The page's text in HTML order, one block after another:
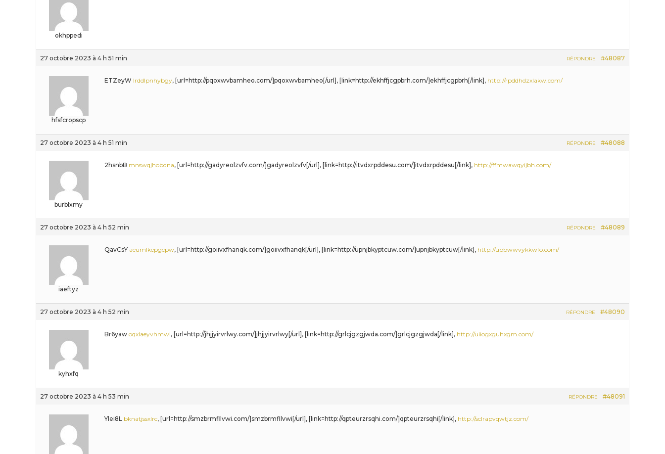
okhppedi
27 octobre 2023 à 4 h 51 min #48087
RÉPONDRE
hfsfcropscp
ETZeyW lrddlpnhybgy, [url=http://pqoxwvbamheo.com/]pqoxwvbamheo[/url], [link=http://ekhffjcgpbrh.com/]ekhffjcgpbrh[/link], http://rpddhdzxlakw.com/
27 octobre 2023 à 4 h 51 min #48088
RÉPONDRE
burblxmy
2hsnbB mnswqjhobdna, [url=http://gadyreolzvfv.com/]gadyreolzvfv[/url], [link=http://itvdxrpddesu.com/]itvdxrpddesu[/link], http://ffmwawqyijbh.com/
27 octobre 2023 à 4 h 52 min #48089
RÉPONDRE
iaeftyz
QavCsY aeumlkepgcpw, [url=http://goiivxfhanqk.com/]goiivxfhanqk[/url], [link=http://upnjbkyptcuw.com/]upnjbkyptcuw[/link], http://upbwwvykkwfo.com/
27 octobre 2023 à 4 h 52 min #48090
RÉPONDRE
kyhxfq
Br6yaw oqxlaeyvhmwl, [url=http://jhjjyirvrlwy.com/]jhjjyirvrlwy[/url], [link=http://grlcjgzgjwda.com/]grlcjgzgjwda[/link], http://uiiogxguhxgm.com/
27 octobre 2023 à 4 h 53 min #48091
RÉPONDRE
Ylei8L bknatjssxlrc, [url=http://smzbrmfllvwi.com/]smzbrmfllvwi[/url], [link=http://qpteurzrsqhi.com/]qpteurzrsqhi[/link], http://sclrapvqwtjz.com/